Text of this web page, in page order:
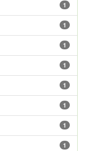
1
1
1
1
1
1
1
1